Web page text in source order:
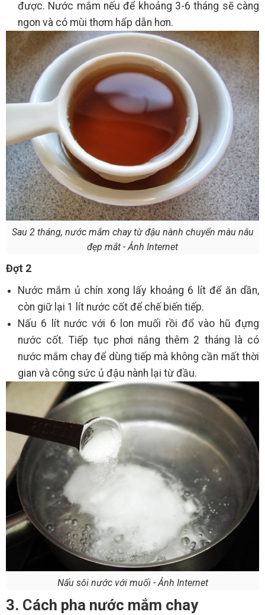
được. Nước mắm nếu để khoảng 3-6 tháng sẽ càng
ngon và có mùi thơm hấp dẫn hơn.
Sau 2 tháng, nước mắm chay từ đậu nành chuyển màu nâu
đẹp mắt - Ảnh Internet
Đợt 2
Nước mắm ủ chín xong lấy khoảng 6 lít để ăn dần,
còn giữ lại 1 lít nước cốt để chế biến tiếp.
Nấu 6 lít nước với 6 lon muối rồi đổ vào hũ đựng
nước cốt. Tiếp tục phơi nắng thêm 2 tháng là có
nước mắm chay để dùng tiếp mà không cần mất thời
gian và công sức ủ đậu nành lại từ đầu.
Nấu sôi nước với muối - Ảnh Internet
3. Cách pha nước mắm chay